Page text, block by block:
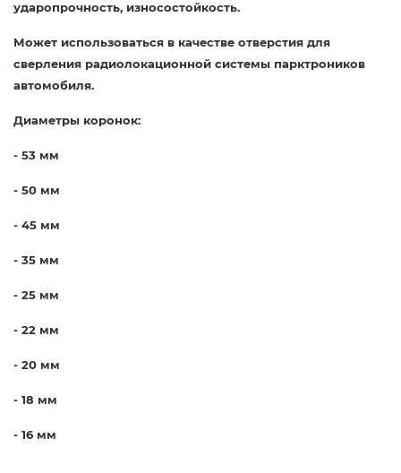
ударопрочность, износостойкость.
Может использоваться в качестве отверстия для
сверления радиолокационной системы парктроников
автомобиля.
Диаметры коронок:
- 53 мм
- 50 мм
- 45 мм
- 35 мм
- 25 мм
- 22 мм
- 20 мм
- 18 мм
- 16 мм